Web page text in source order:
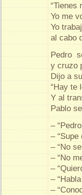
“Tienes
Yo me
Yo
al cabo
Pedro
y cruzo
Dijo a
“Hay te
Y al
Pablo
–
– “Supe
– “No
– “No
–
–
–